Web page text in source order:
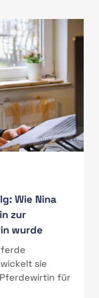
Quelle: Privat
Wie Nina
zur
wurde
sie
für